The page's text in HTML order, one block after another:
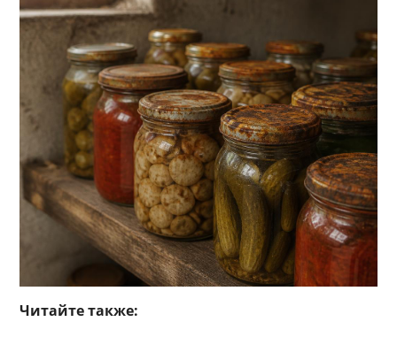
Читайте также: